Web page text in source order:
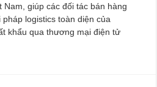
giúp các đối tác bán hàng
logistics toàn diện của
khẩu qua thương mại điện tử